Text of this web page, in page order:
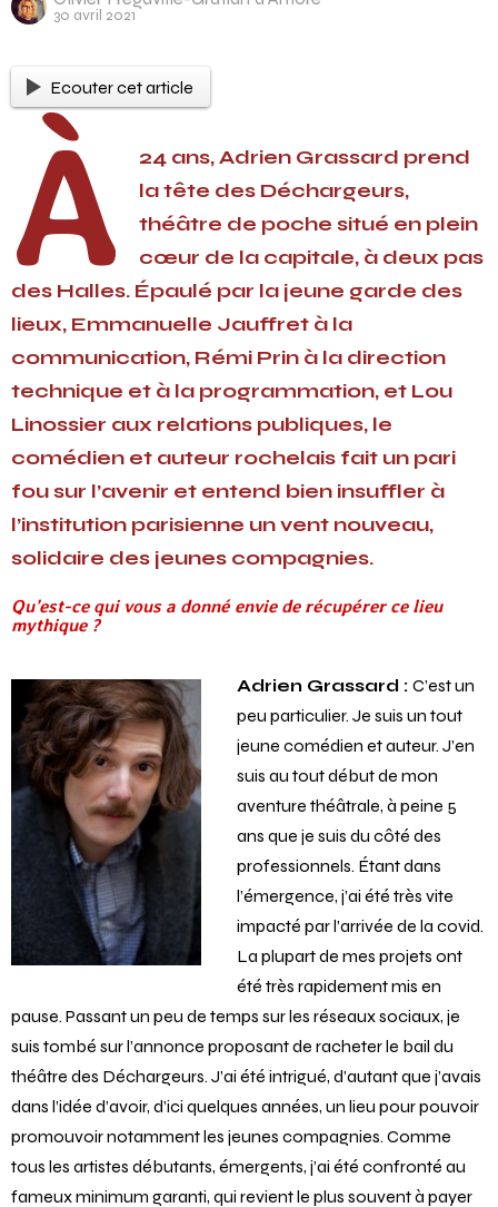
30 avril 2021
Ecouter cet article
À
24 ans, Adrien Grassard prend
la tête des Déchargeurs,
théâtre de poche situé en plein
cœur de la capitale, à deux pas
des Halles. Épaulé par la jeune garde des
lieux, Emmanuelle Jauffret à la
communication, Rémi Prin à la direction
technique et à la programmation, et Lou
Linossier aux relations publiques, le
comédien et auteur rochelais fait un pari
fou sur l’avenir et entend bien insuffler à
l’institution parisienne un vent nouveau,
solidaire des jeunes compagnies.
Qu’est-ce qui vous a donné envie de récupérer ce lieu
mythique ?
Adrien Grassard : C’est un
peu particulier. Je suis un tout
jeune comédien et auteur. J’en
suis au tout début de mon
aventure théâtrale, à peine 5
ans que je suis du côté des
professionnels. Étant dans
l’émergence, j’ai été très vite
impacté par l’arrivée de la covid.
La plupart de mes projets ont
été très rapidement mis en
pause. Passant un peu de temps sur les réseaux sociaux, je
suis tombé sur l’annonce proposant de racheter le bail du
théâtre des Déchargeurs. J’ai été intrigué, d’autant que j’avais
dans l’idée d’avoir, d’ici quelques années, un lieu pour pouvoir
promouvoir notamment les jeunes compagnies. Comme
tous les artistes débutants, émergents, j’ai été confronté au
fameux minimum garanti, qui revient le plus souvent à payer